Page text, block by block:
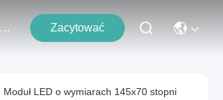
Skontaktuj Się Z Nami Zacytować
Moduł LED o wymiarach 145x70 stopni